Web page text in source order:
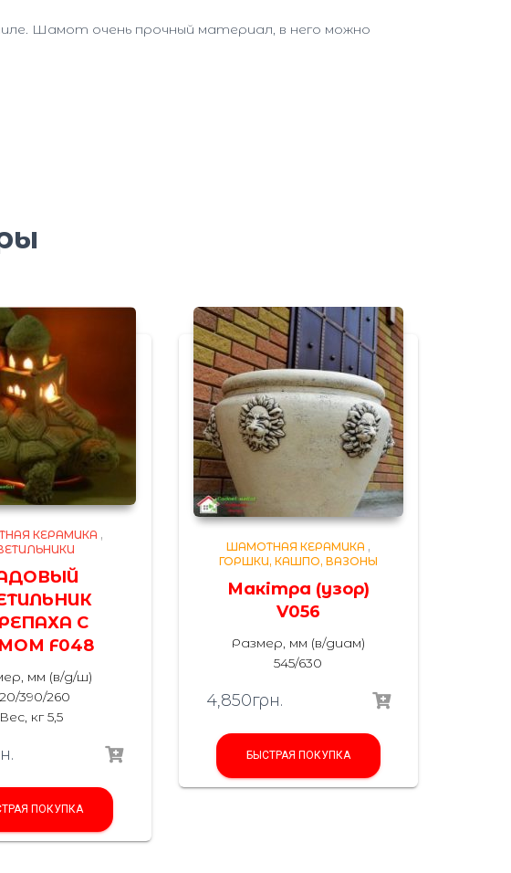
Шамот очень прочный материал, в него можно
КЕРАМИКА ,
С
F048
мм (в/д/ш)
390/260
Вес, кг 5,5
ПОКУПКА
ШАМОТНАЯ КЕРАМИКА ,
ГОРШКИ, КАШПО, ВАЗОНЫ
Макітра (узор)
V056
Размер, мм (в/диам)
545/630
4,850грн.
БЫСТРАЯ ПОКУПКА